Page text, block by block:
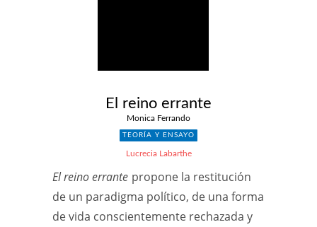
El reino errante
Monica Ferrando
TEORÍA Y ENSAYO
Lucrecia Labarthe
El reino errante propone la restitución
de un paradigma político, de una forma
de vida conscientemente rechazada y